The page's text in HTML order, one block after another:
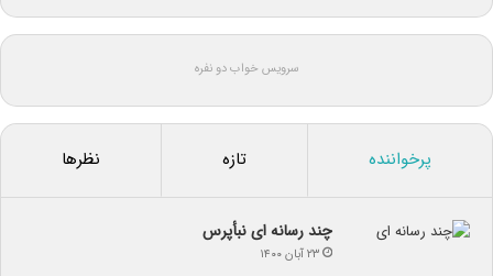
سرویس خواب دو نفره
پرخواننده تازه نظرها
چند رسانه ای نبأپرس
۲۳ آبان ۱۴۰۰